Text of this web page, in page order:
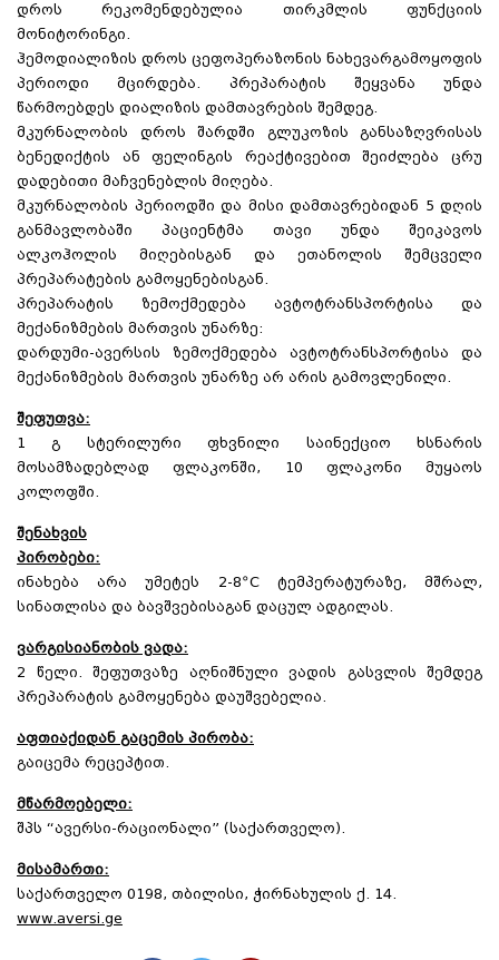
დროს რეკომენდებულია თირკმლის ფუნქციის
მონიტორინგი.
ჰემოდიალიზის დროს ცეფოპერაზონის ნახევარგამოყოფის
პერიოდი მცირდება. პრეპარატის შეყვანა უნდა
წარმოებდეს დიალიზის დამთავრების შემდეგ.
მკურნალობის დროს შარდში გლუკოზის განსაზღვრისას
ბენედიქტის ან ფელინგის რეაქტივებით შეიძლება ცრუ
დადებითი მაჩვენებლის მიღება.
მკურნალობის პერიოდში და მისი დამთავრებიდან 5 დღის
განმავლობაში პაციენტმა თავი უნდა შეიკავოს
ალკოჰოლის მიღებისგან და ეთანოლის შემცველი
პრეპარატების გამოყენებისგან.
პრეპარატის ზემოქმედება ავტოტრანსპორტისა და
მექანიზმების მართვის უნარზე:
დარდუმი-ავერსის ზემოქმედება ავტოტრანსპორტისა და
მექანიზმების მართვის უნარზე არ არის გამოვლენილი.
შეფუთვა:
1 გ სტერილური ფხვნილი საინექციო ხსნარის
მოსამზადებლად ფლაკონში, 10 ფლაკონი მუყაოს
კოლოფში.
შენახვის
პირობები:
ინახება არა უმეტეს 2-8ºC ტემპერატურაზე, მშრალ,
სინათლისა და ბავშვებისაგან დაცულ ადგილას.
ვარგისიანობის ვადა:
2 წელი. შეფუთვაზე აღნიშნული ვადის გასვლის შემდეგ
პრეპარატის გამოყენება დაუშვებელია.
აფთიაქიდან გაცემის პირობა:
გაიცემა რეცეპტით.
მწარმოებელი:
შპს “ავერსი-რაციონალი” (საქართველო).
მისამართი:
საქართველო 0198, თბილისი, ჭირნახულის ქ. 14.
www.aversi.ge